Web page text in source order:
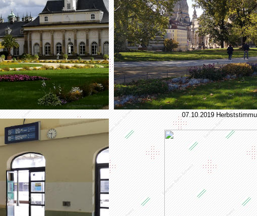
07.10.2019